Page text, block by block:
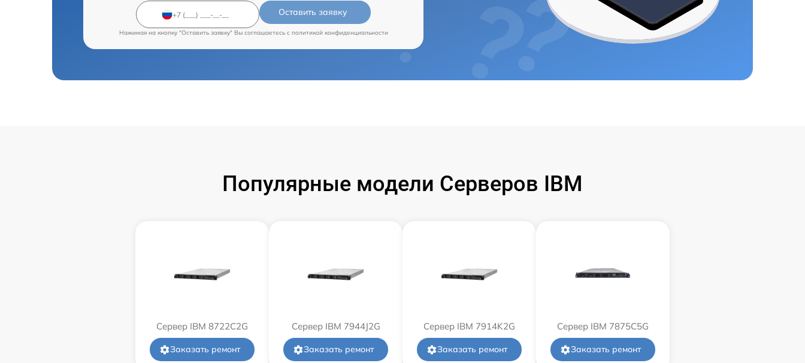
Оставить заявку
Нажимая на кнопку "Оставить заявку" Вы соглашаетесь c политикой конфиденциальности
Популярные модели Серверов IBM
Сервер IBM 8722C2G
Заказать ремонт
Сервер IBM 7944J2G
Заказать ремонт
Сервер IBM 7914K2G
Заказать ремонт
Сервер IBM 7875C5G
Заказать ремонт